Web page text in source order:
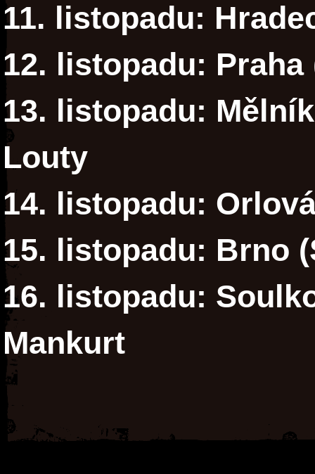
11. listopadu:
12. listopadu: Praha
13. listopadu:
Louty
14. listopadu:
15. listopadu: Brno
16. listopadu:
Mankurt